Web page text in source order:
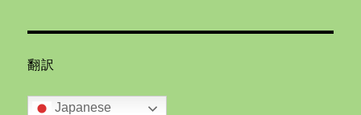
翻訳
Japanese